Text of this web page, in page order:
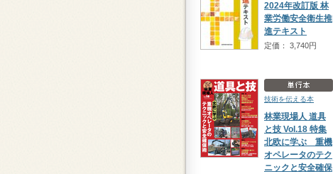
2024年改訂版 林
業労働安全衛生推
進テキスト
定価： 3,740円
技術を伝える本
林業現場人 道具
と技 Vol.18 特集
北欧に学ぶ 重機
オペレータのテク
ニックと安全確保